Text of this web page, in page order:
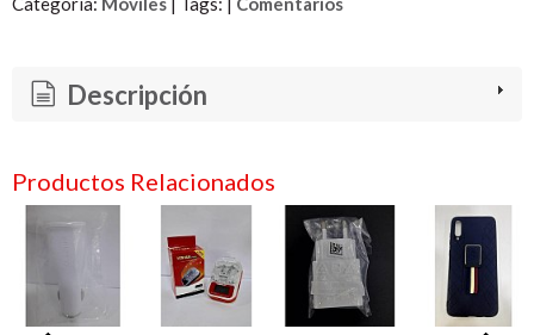
Descripción
Productos Relacionados